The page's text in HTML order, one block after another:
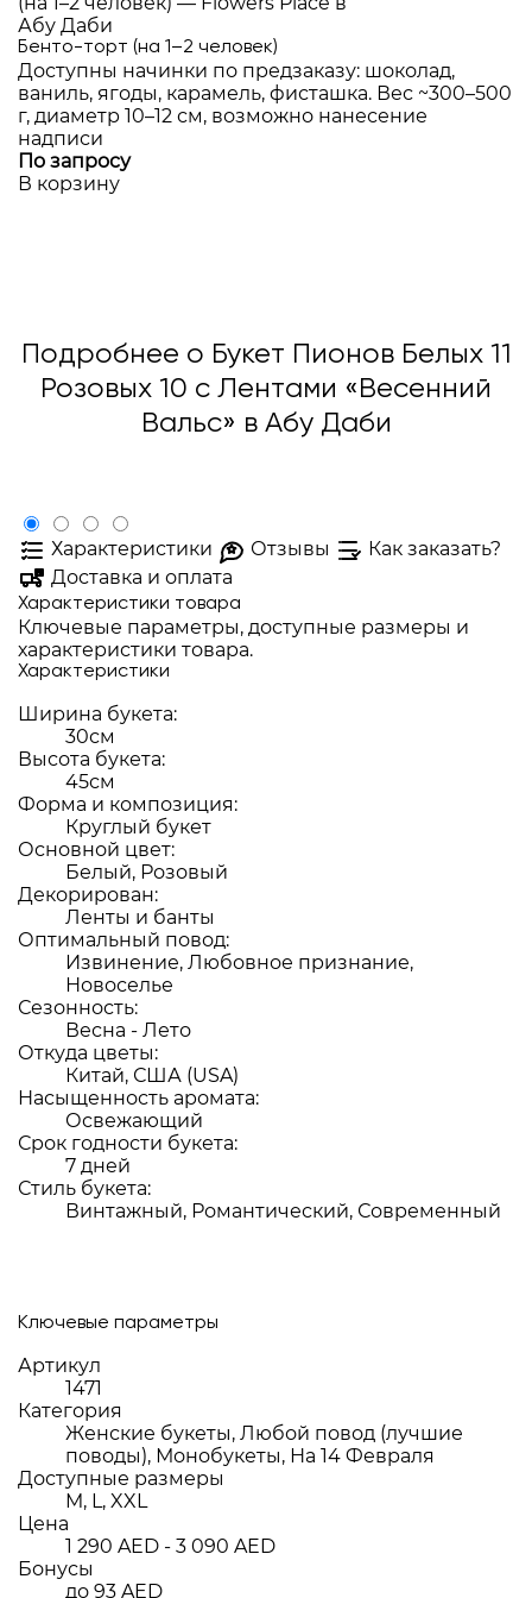
Бенто-торт (на 1–2 человек)
Доступны начинки по предзаказу: шоколад,
ваниль, ягоды, карамель, фисташка. Вес ~300–500
г, диаметр 10–12 см, возможно нанесение
надписи
По запросу
В корзину
Подробнее о Букет Пионов Белых 11
Розовых 10 с Лентами «Весенний
Вальс» в Абу Даби
Характеристики Отзывы
Как заказать?
Доставка и оплата
Характеристики товара
Ключевые параметры, доступные размеры и
характеристики товара.
Характеристики
Ширина букета:
30см
Высота букета:
45см
Форма и композиция:
Круглый букет
Основной цвет:
Белый, Розовый
Декорирован:
Ленты и банты
Оптимальный повод:
Извинение, Любовное признание,
Новоселье
Сезонность:
Весна - Лето
Откуда цветы:
Китай, США (USA)
Насыщенность аромата:
Освежающий
Срок годности букета:
7 дней
Стиль букета:
Винтажный, Романтический, Современный
Ключевые параметры
Артикул
1471
Категория
Женские букеты, Любой повод (лучшие
поводы), Монобукеты, На 14 Февраля
Доступные размеры
M, L, XXL
Цена
1 290 AED - 3 090 AED
Бонусы
до 93 AED